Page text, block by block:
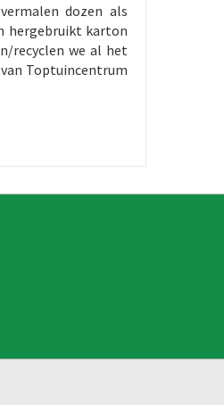
dozen als
hergebruikt karton
recyclen we al het
Toptuincentrum